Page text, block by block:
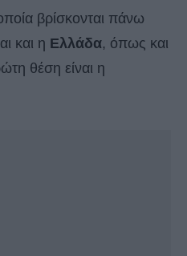
βρίσκονται πάνω
και η Ελλάδα, όπως και
θέση είναι η